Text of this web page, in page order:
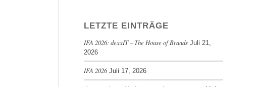
LETZTE EINTRÄGE
IFA 2026: dexxIT – The House of Brands Juli 21,
2026
IFA 2026 Juli 17, 2026